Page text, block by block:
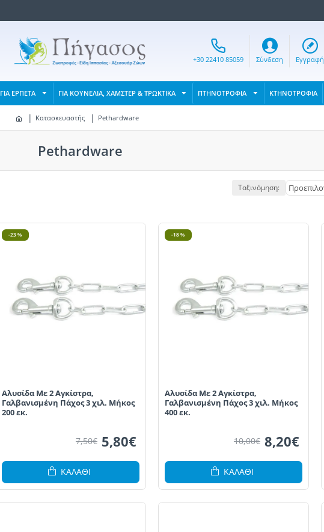
+30 22410 85059 Σύνδεση Εγγραφή
ΓΙΑ ΕΡΠΕΤΑ ΓΙΑ ΚΟΥΝΕΛΙΑ, ΧΑΜΣΤΕΡ & ΤΡΩΚΤΙΚΑ ΠΤΗΝΟΤΡΟΦΙΑ ΚΤΗΝΟΤΡΟΦΙΑ
Κατασκευαστής Pethardware
Pethardware
Ταξινόμηση:
-23 %
Aλυσίδα Με 2 Αγκίστρα,
Γαλβανισμένη Πάχος 3 χιλ. Μήκος
200 εκ.
5,80€
7,50€
ΚΑΛΆΘΙ
-18 %
Aλυσίδα Με 2 Αγκίστρα,
Γαλβανισμένη Πάχος 3 χιλ. Μήκος
400 εκ.
8,20€
10,00€
ΚΑΛΆΘΙ